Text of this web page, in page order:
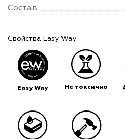
Состав
Свойства Easy Way
Easy Way Не токсично